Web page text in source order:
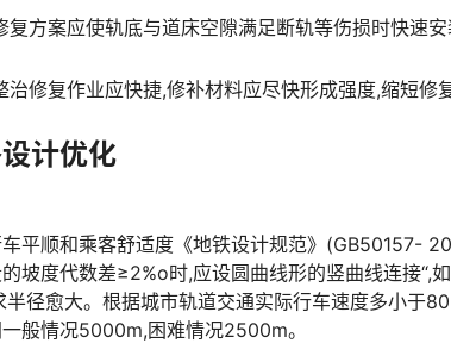
复方案应使轨底与道床空隙满足断轨等伤损时快速
治修复作业应快捷,修补材料应尽快形成强度,缩短修
计优化
平顺和乘客舒适度《地铁设计规范》(GB50157-
坡度代数差≥2%o时,应设圆曲线形的竖曲线连接“,
半径愈大。根据城市轨道交通实际行车速度多小于
般情况5000m,困难情况2500m。